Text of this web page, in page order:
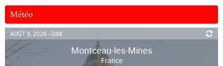
Météo
AOÛT 9, 2026 - DIM.
Montceau-les-Mines
France